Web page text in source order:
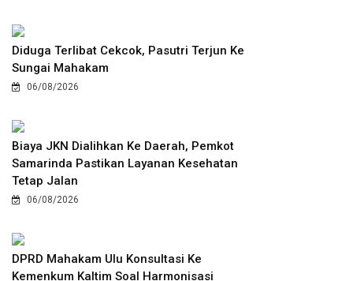
Diduga Terlibat Cekcok, Pasutri Terjun Ke
Sungai Mahakam
06/08/2026
Biaya JKN Dialihkan Ke Daerah, Pemkot
Samarinda Pastikan Layanan Kesehatan
Tetap Jalan
06/08/2026
DPRD Mahakam Ulu Konsultasi Ke
Kemenkum Kaltim Soal Harmonisasi